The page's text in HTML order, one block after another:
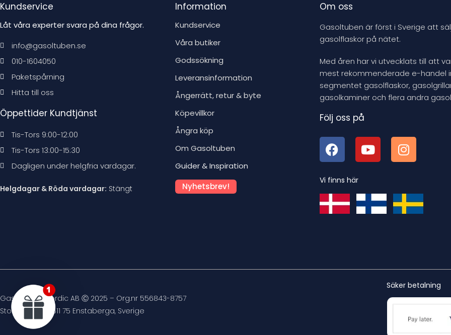
Kundservice
Låt våra experter svara på dina frågor.
info@gasoltuben.se
010-1604050
Paketspårning
Hitta till oss
Öppettider Kundtjänst
Tis-Tors 9:00-12:00
Tis-Tors 13:00-15:30
Dagligen under helgfria vardagar.
Helgdagar & Röda vardagar: Stängt
Information
Kundservice
Våra butiker
Godssökning
Leveransinformation
Ångerrätt, retur & byte
Köpevillkor
Ångra köp
Om Gasoltuben
Guider & Inspiration
Nyhetsbrev!
Om oss
Gasoltuben är först i Sverige att
gasolflaskor på nätet.
Med åren har vi utvecklats till att
mest rekommenderade e-handel
segmentet gasolflaskor,
gasolkaminer och flera andra
Följ oss på
Vi finns här
Gasoltuben Nordic AB Ⓒ 2025 – Org.nr 556843-8757
Stockvägen 4, 611 75 Enstaberga, Sverige
Säker betalning